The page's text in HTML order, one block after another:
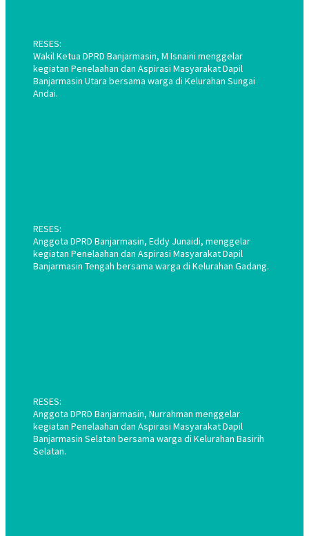
RESES:
Wakil Ketua DPRD Banjarmasin, M Isnaini menggelar
kegiatan Penelaahan dan Aspirasi Masyarakat Dapil
Banjarmasin Utara bersama warga di Kelurahan Sungai
Andai.
RESES:
Anggota DPRD Banjarmasin, Eddy Junaidi, menggelar
kegiatan Penelaahan dan Aspirasi Masyarakat Dapil
Banjarmasin Tengah bersama warga di Kelurahan Gadang.
RESES:
Anggota DPRD Banjarmasin, Nurrahman menggelar
kegiatan Penelaahan dan Aspirasi Masyarakat Dapil
Banjarmasin Selatan bersama warga di Kelurahan Basirih
Selatan.